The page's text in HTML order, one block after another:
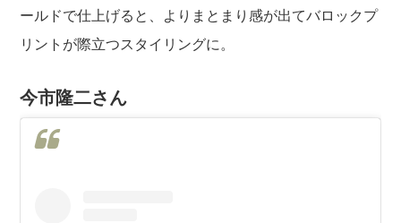
ールドで仕上げると、よりまとまり感が出てバロックプ
リントが際立つスタイリングに。
今市隆二さん